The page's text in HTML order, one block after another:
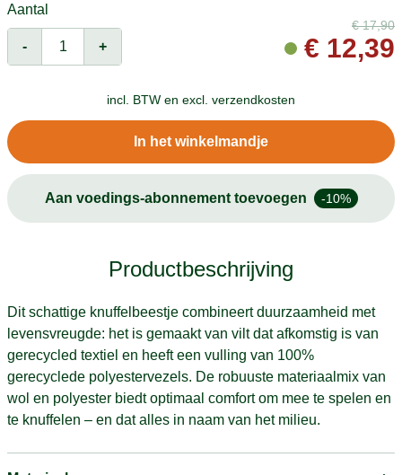
Aantal
- +
€17,90
€ 12,39
incl. BTW en excl. verzendkosten
In het winkelmandje
Aan voedings-abonnement toevoegen -10%
Productbeschrijving
Dit schattige knuffelbeestje combineert duurzaamheid met
levensvreugde: het is gemaakt van vilt dat afkomstig is van
gerecycled textiel en heeft een vulling van 100%
gerecyclede polyestervezels. De robuuste materiaalmix van
wol en polyester biedt optimaal comfort om mee te spelen en
te knuffelen – en dat alles in naam van het milieu.